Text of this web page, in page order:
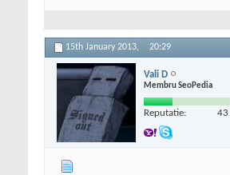
15th January 2013, 20:29
Vali D
Membru SeoPedia
Reputatie: 43